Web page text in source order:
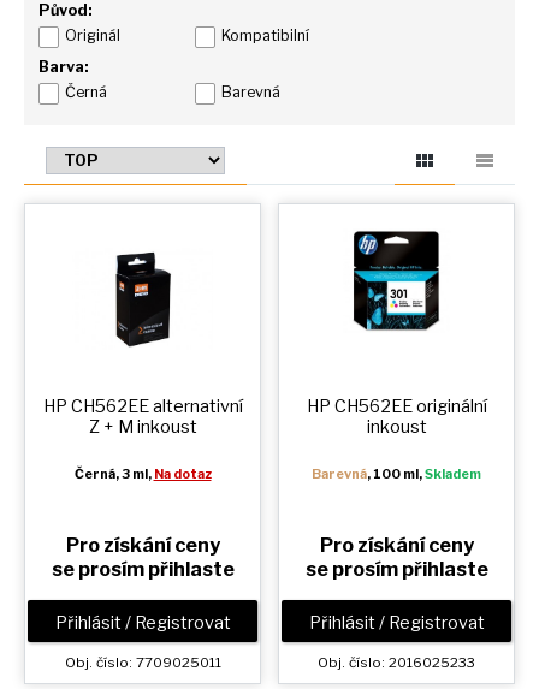
Původ:
Originál
Kompatibilní
Barva:
Černá
Barevná
HP CH562EE alternativní
Z + M inkoust
Černá, 3 ml, Na dotaz
Pro získání ceny
se prosím přihlaste
Přihlásit / Registrovat
Obj. číslo: 7709025011
HP CH562EE originální
inkoust
Barevná, 100 ml,Skladem
Pro získání ceny
se prosím přihlaste
Přihlásit / Registrovat
Obj. číslo: 2016025233